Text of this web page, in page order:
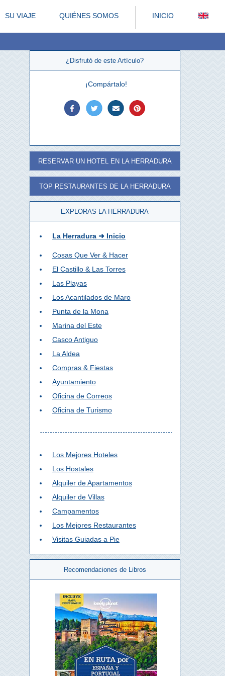
SU VIAJE QUIÉNES SOMOS INICIO
¿Disfrutó de este Artículo?
¡Compártalo!
RESERVAR UN HOTEL EN LA HERRADURA
TOP RESTAURANTES DE LA HERRADURA
EXPLORAS LA HERRADURA
La Herradura ➜ Inicio
Cosas Que Ver & Hacer
El Castillo & Las Torres
Las Playas
Los Acantilados de Maro
Punta de la Mona
Marina del Este
Casco Antiguo
La Aldea
Compras & Fiestas
Ayuntamiento
Oficina de Correos
Oficina de Turismo
Los Mejores Hoteles
Los Hostales
Alquiler de Apartamentos
Alquiler de Villas
Campamentos
Los Mejores Restaurantes
Visitas Guiadas a Pie
Recomendaciones de Libros